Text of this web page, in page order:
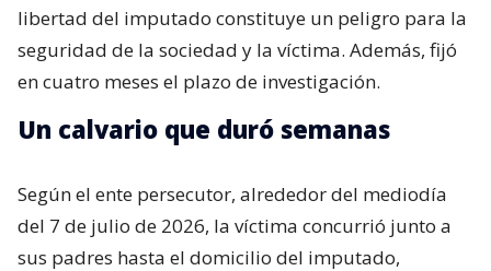
libertad del imputado constituye un peligro para la
seguridad de la sociedad y la víctima. Además, fijó
en cuatro meses el plazo de investigación.
Un calvario que duró semanas
Según el ente persecutor, alrededor del mediodía
del 7 de julio de 2026, la víctima concurrió junto a
sus padres hasta el domicilio del imputado,